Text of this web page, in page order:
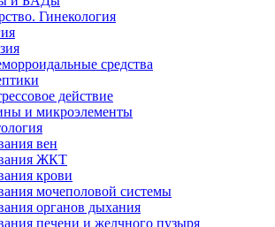
Гинекология
средства
действие
и микроэлементы
вен
ЖКТ
крови
мочеполовой системы
органов дыхания
печени и желчного пузыря